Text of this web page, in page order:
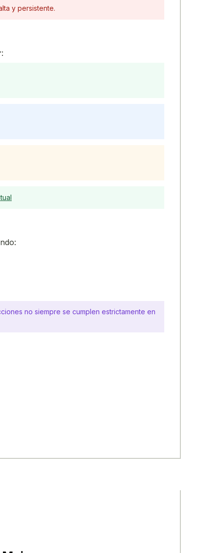
y persistente.
:
no siempre se cumplen estrictamente en